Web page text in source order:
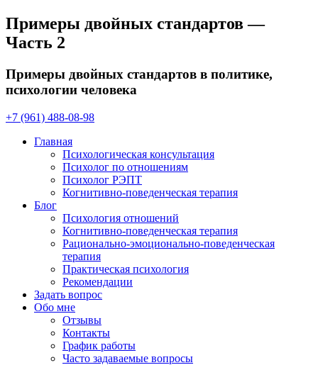
Примеры двойных стандартов —
Часть 2
Примеры двойных стандартов в политике,
психологии человека
+7 (961) 488-08-98
Главная
Психологическая консультация
Психолог по отношениям
Психолог РЭПТ
Когнитивно-поведенческая терапия
Блог
Психология отношений
Когнитивно-поведенческая терапия
Рационально-эмоционально-поведенческая
терапия
Практическая психология
Рекомендации
Задать вопрос
Обо мне
Отзывы
Контакты
График работы
Часто задаваемые вопросы